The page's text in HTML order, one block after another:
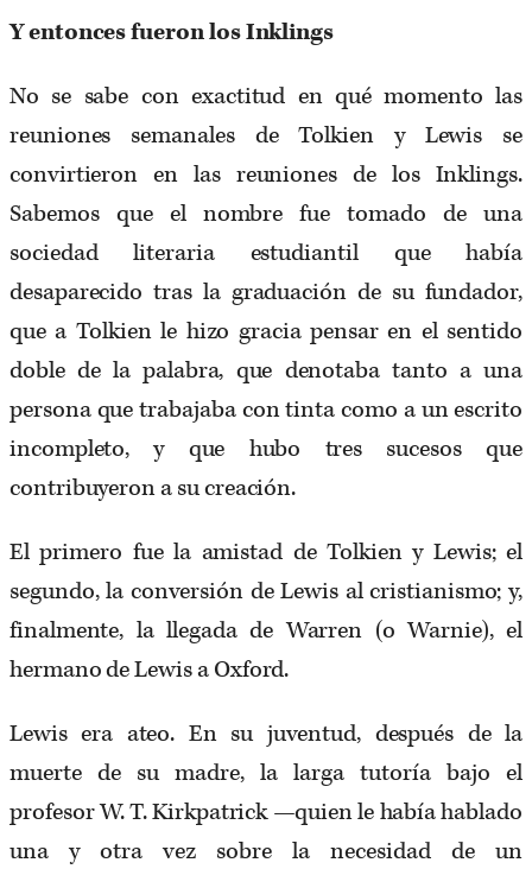
Y entonces fueron los Inklings
No se sabe con exactitud en qué momento las
reuniones semanales de Tolkien y Lewis se
convirtieron en las reuniones de los Inklings.
Sabemos que el nombre fue tomado de una
sociedad literaria estudiantil que había
desaparecido tras la graduación de su fundador,
que a Tolkien le hizo gracia pensar en el sentido
doble de la palabra, que denotaba tanto a una
persona que trabajaba con tinta como a un escrito
incompleto, y que hubo tres sucesos que
contribuyeron a su creación.
El primero fue la amistad de Tolkien y Lewis; el
segundo, la conversión de Lewis al cristianismo; y,
finalmente, la llegada de Warren (o Warnie), el
hermano de Lewis a Oxford.
Lewis era ateo. En su juventud, después de la
muerte de su madre, la larga tutoría bajo el
profesor W. T. Kirkpatrick —quien le había hablado
una y otra vez sobre la necesidad de un